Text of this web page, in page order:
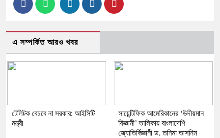
এ সম্পর্কিত আরও খবর
টেলিটক বেচবে না সরকার: আইসিটি
মন্ত্রী
সায়েন্টিফিক আমেরিকানের ‘উদীয়মান
বিজ্ঞানী’ তালিকায় বাংলাদেশি
জ্যোতির্বিজ্ঞানী ড. তনিমা তাসনিম